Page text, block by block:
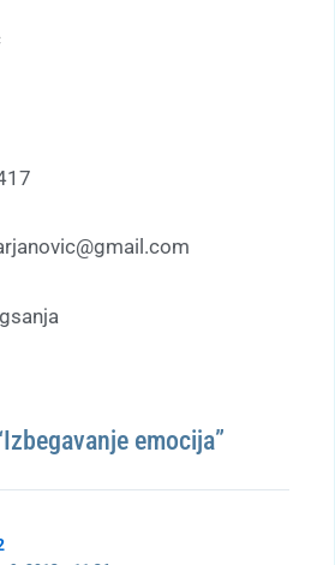
emocija”